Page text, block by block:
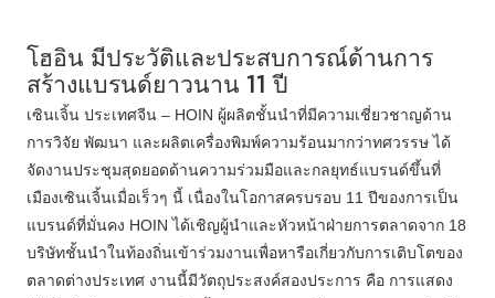
โฮอิน มีประวัติและประสบการณ์ด้านการ
สร้างแบรนด์ยาวนาน 11 ปี
เซินเจิ้น ประเทศจีน – HOIN ผู้ผลิตชั้นนำที่มีความเชี่ยวชาญด้าน
การวิจัย พัฒนา และผลิตเครื่องพิมพ์ความร้อนมากว่าทศวรรษ ได้
จัดงานประชุมสุดยอดด้านความร่วมมือและกลยุทธ์แบรนด์ขึ้นที่
เมืองเซินเจิ้นเมื่อเร็วๆ นี้ เนื่องในโอกาสครบรอบ 11 ปีของการเป็น
แบรนด์ที่มั่นคง HOIN ได้เชิญผู้นำและหัวหน้าฝ่ายการตลาดจาก 18
บริษัทชั้นนำในท้องถิ่นเข้าร่วมงานเพื่อหารือเกี่ยวกับการเติบโตของ
ตลาดต่างประเทศ งานนี้มีวัตถุประสงค์สองประการ คือ การแสดง